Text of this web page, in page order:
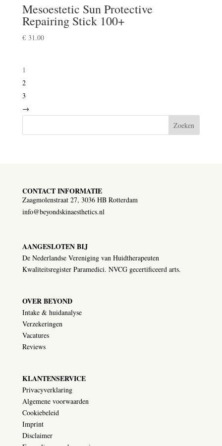
Mesoestetic Sun Protective
Repairing Stick 100+
€31.00
1
2
3
→
Zoeken
CONTACT INFORMATIE
Zaagmolenstraat 27, 3036 HB Rotterdam
info@beyondskinaesthetics.nl
AANGESLOTEN BIJ
De Nederlandse Vereniging van Huidtherapeuten
Kwaliteitsregister Paramedici. NVCG gecertificeerd arts.
OVER BEYOND
Intake & huidanalyse
Verzekeringen
Vacatures
Reviews
KLANTENSERVICE
Privacyverklaring
Algemene voorwaarden
Cookiebeleid
Imprint
Disclaimer